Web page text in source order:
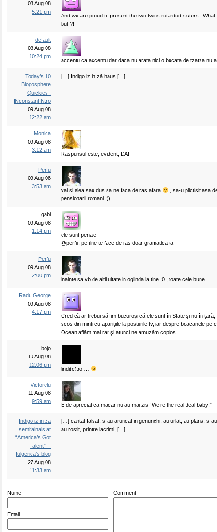
08 Aug 08
5:21 pm
And we are proud to present the two twins retarded sisters ! What
but ?!
default
08 Aug 08
10:24 pm
accentu ca accentu dar daca nu arata nici o bucata de tzatza nu
Today’s 10
Blogosphere
Quickies :
INconstantIN.ro
09 Aug 08
12:22 am
[…] Indigo iz in ză haus […]
Monica
09 Aug 08
3:12 am
Raspunsul este, evident, DA!
Perfu
09 Aug 08
3:53 am
vai si alea sau dus sa ne faca de ras afara
, sa-u plictisit asa
pensionarii romani :))
gabi
09 Aug 08
1:14 pm
ele sunt penale
@perfu: pe tine te face de ras doar gramatica ta
Perfu
09 Aug 08
2:00 pm
inainte sa vb de altii uitate in oglinda la tine ;0 , toate cele bune
Radu George
09 Aug 08
4:17 pm
Cred că ar trebui să fim bucuroşi că ele sunt în State şi nu în ţară;
scos din minţi cu apariţiile la posturile tv, iar despre boacănele pe
Ocean aflăm mai rar şi atunci ne amuzăm copios…
bojo
10 Aug 08
12:06 pm
lindi(c)go …
Victorelu
11 Aug 08
9:59 am
E de apreciat ca macar nu au mai zis “We’re the real deal baby!”
Indigo iz in ză
semifainals at
“America’s Got
Talent” --
fulgerica’s blog
27 Aug 08
11:33 am
[…] cantat falsat, s-au aruncat in genunchi, au urlat, au plans, s-
au rostit, printre lacrimi, […]
Nume
Email
Comment